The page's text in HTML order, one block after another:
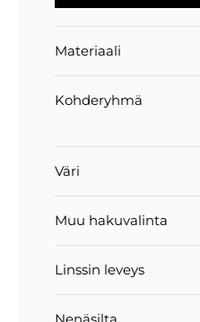
Materiaali
Kohderyhmä
Väri
Muu hakuvalinta
Linssin leveys
Nenäsilta